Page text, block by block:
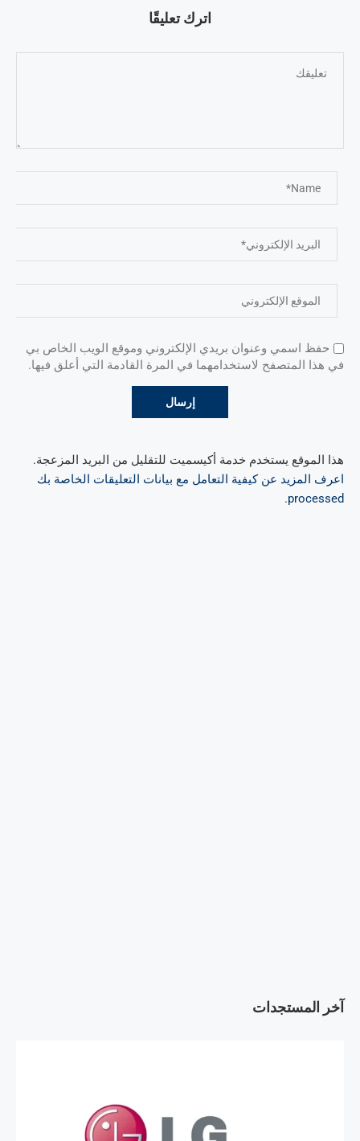
اترك تعليقًا
حفظ اسمي وعنوان بريدي الإلكتروني وموقع الويب الخاص بي
في هذا المتصفح لاستخدامهما في المرة القادمة التي أعلق فيها.
هذا الموقع يستخدم خدمة أكيسميت للتقليل من البريد المزعجة.
اعرف المزيد عن كيفية التعامل مع بيانات التعليقات الخاصة بك
processed
.
آخر المستجدات